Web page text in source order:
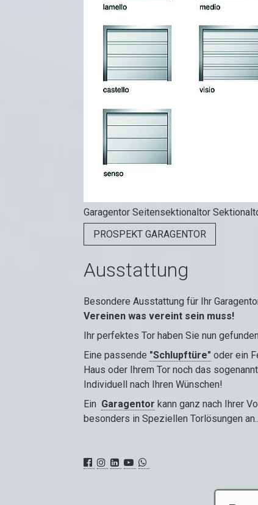
Garagentor Seitensektionaltor
PROSPEKT GARAGENTOR
Ausstattung
Besondere Ausstattung für Ihr
Vereinen was vereint sein muss!
Ihr perfektes Tor haben Sie nun
Eine passende "Schlupftüre" oder ein
Haus oder Ihrem Tor noch das
Individuell nach Ihren Wünschen!
Ein Garagentor kann ganz nach Ihrer
besonders in Speziellen Torlösungen an..